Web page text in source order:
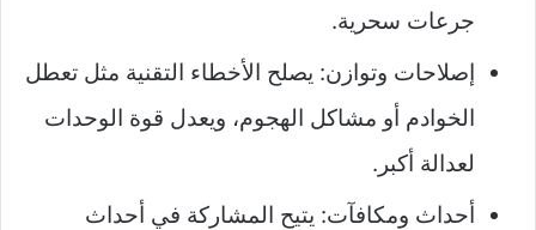
جرعات سحرية.
إصلاحات وتوازن: يصلح الأخطاء التقنية مثل تعطل
الخوادم أو مشاكل الهجوم، ويعدل قوة الوحدات
لعدالة أكبر.
أحداث ومكافآت: يتيح المشاركة في أحداث